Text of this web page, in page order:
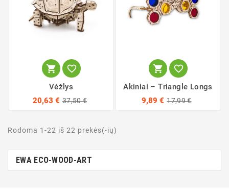
 
Vėžlys
20,63 € 37,50 €
 
Akiniai – Triangle Longs
9,89 € 17,99 €
Rodoma 1-22 iš 22 prekės(-ių)
EWA ECO-WOOD-ART